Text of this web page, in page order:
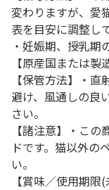
変わりますが、愛
表を目安に調整し
・妊娠期、授乳期
【原産国または製
【保管方法】・
避け、風通しの良
さい。
【諸注意】・こ
ドです。猫以外の
い。
【賞味／使用期